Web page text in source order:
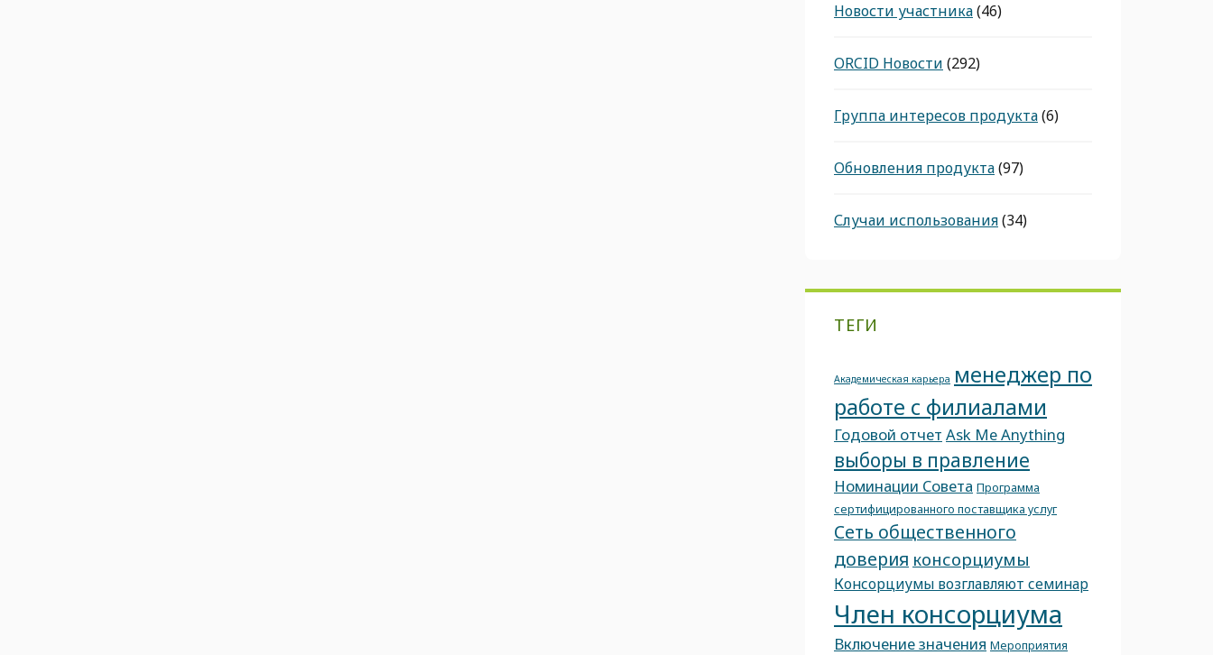
Новости участника(46)
ORCID Новости (292)
Группа интересов продукта(6)
Обновления продукта(97)
Случаи использования(34)
ТЕГИ
Академическая карьера менеджер по
работе с филиалами
Годовой отчет Ask Me Anything
выборы в правление
Номинации Совета Программа
сертифицированного поставщика услуг
Сеть общественного
доверия консорциумы
Консорциумы возглавляют семинар
Член консорциума
Включение значения Мероприятия